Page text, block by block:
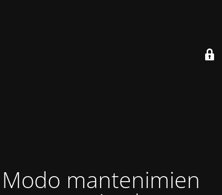
Modo mantenimiento